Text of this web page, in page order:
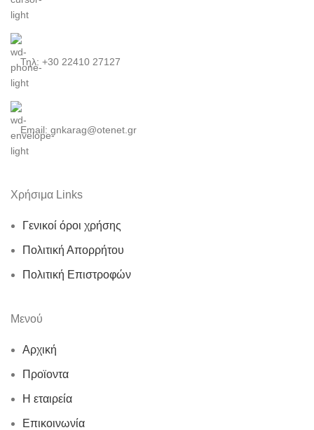
Τηλ: +30 22410 27127
Email: gnkarag@otenet.gr
Χρήσιμα Links
Γενικοί όροι χρήσης
Πολιτική Απορρήτου
Πολιτική Επιστροφών
Μενού
Αρχική
Προϊοντα
Η εταιρεία
Επικοινωνία